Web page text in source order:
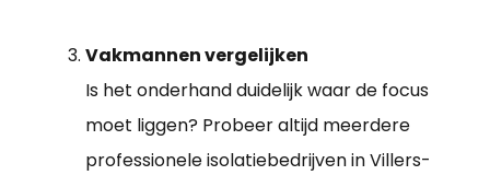
Vakmannen vergelijken
Is het onderhand duidelijk waar de focus
moet liggen? Probeer altijd meerdere
professionele isolatiebedrijven in Villers-